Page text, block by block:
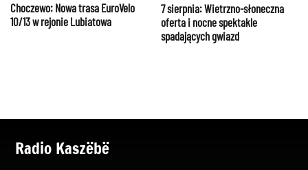
Choczewo: Nowa trasa EuroVelo
10/13 w rejonie Lubiatowa
7 sierpnia: Wietrzno-słoneczna
oferta i nocne spektakle
spadających gwiazd
Radio Kaszëbë